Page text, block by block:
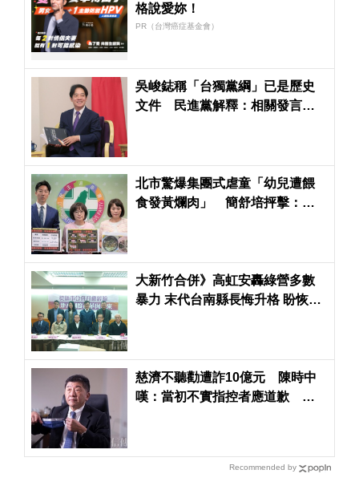
格說愛妳！
PR（台灣癌症基金會）
吳峻鋕稱「台獨黨綱」已是歷史
文件 民進黨解釋：相關發言都
北市驚爆集團式虐童「幼兒遭餵
食發黃爛肉」 簡舒培抨擊：蔣
大新竹合併》高虹安轟綠營多數
暴力 末代台南縣長悔升格 盼恢復
慈濟不聽勸遭詐10億元 陳時中
嘆：當初不實指控者應道歉 綠
Recommended by